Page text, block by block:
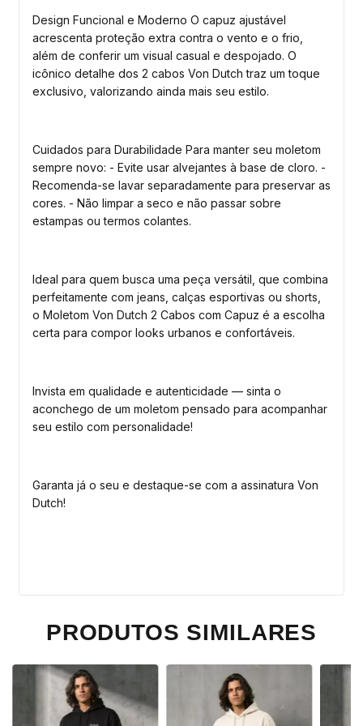
Design Funcional e Moderno O capuz ajustável
acrescenta proteção extra contra o vento e o frio,
além de conferir um visual casual e despojado. O
icônico detalhe dos 2 cabos Von Dutch traz um toque
exclusivo, valorizando ainda mais seu estilo.
Cuidados para Durabilidade Para manter seu moletom
sempre novo: - Evite usar alvejantes à base de cloro. -
Recomenda-se lavar separadamente para preservar as
cores. - Não limpar a seco e não passar sobre
estampas ou termos colantes.
Ideal para quem busca uma peça versátil, que combina
perfeitamente com jeans, calças esportivas ou shorts,
o Moletom Von Dutch 2 Cabos com Capuz é a escolha
certa para compor looks urbanos e confortáveis.
Invista em qualidade e autenticidade — sinta o
aconchego de um moletom pensado para acompanhar
seu estilo com personalidade!
Garanta já o seu e destaque-se com a assinatura Von
Dutch!
PRODUTOS SIMILARES